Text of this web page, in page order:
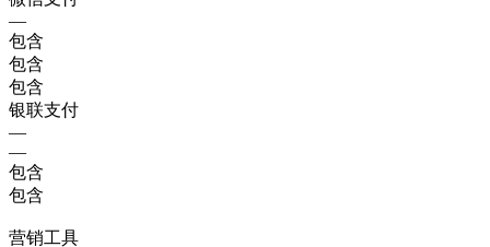
—
包含
包含
包含
银联支付
—
—
包含
包含
营销工具